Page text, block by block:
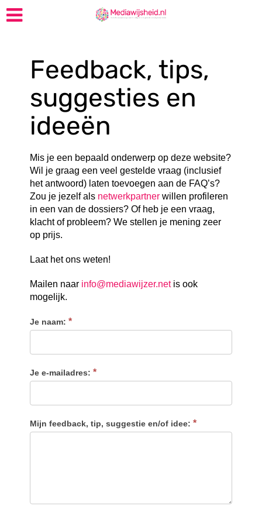
Feedback, tips,
suggesties en
ideeën
Mis je een bepaald onderwerp op deze website?
Wil je graag een veel gestelde vraag (inclusief
het antwoord) laten toevoegen aan de FAQ’s?
Zou je jezelf als netwerkpartner willen profileren
in een van de dossiers? Of heb je een vraag,
klacht of probleem? We stellen je mening zeer
op prijs.
Laat het ons weten!
Mailen naar info@mediawijzer.netis ook
mogelijk.
Je naam:*
Je e-mailadres:*
Mijn feedback, tip, suggestie en/of idee:*